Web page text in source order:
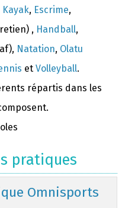
Kayak, Escrime,
, Handball,
Natation, Olatu
et Volleyball.
répartis dans les
pratiques
Omnisports